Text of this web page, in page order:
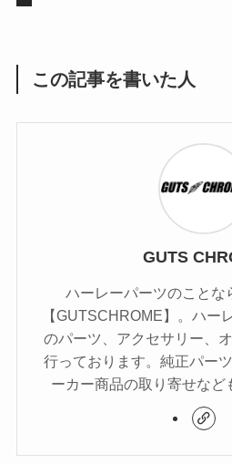
この記事を書いた人
GUTS
ハーレーパーツのことな
【GUTSCHROME】。ハー
のパーツ、アクセサリー、
行っております。純正パー
ーカー商品の取り寄せなど